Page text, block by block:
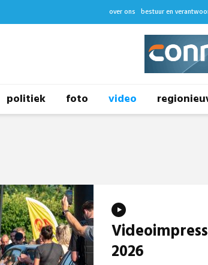
over ons bestuur en
politiek foto video
2026